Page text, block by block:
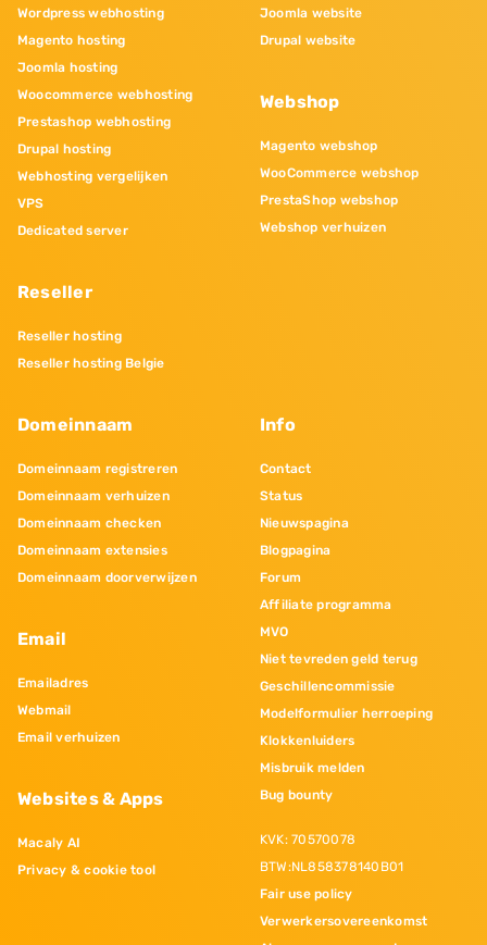
Wordpress webhosting
Magento hosting
Joomla hosting
Woocommerce webhosting
Prestashop webhosting
Drupal hosting
Webhosting vergelijken
VPS
Dedicated server
Reseller
Reseller hosting
Reseller hosting Belgie
Joomla website
Drupal website
Webshop
Magento webshop
WooCommerce webshop
PrestaShop webshop
Webshop verhuizen
Domeinnaam
Domeinnaam registreren
Domeinnaam verhuizen
Domeinnaam checken
Domeinnaam extensies
Domeinnaam doorverwijzen
Email
Emailadres
Webmail
Email verhuizen
Websites & Apps
Macaly AI
Privacy & cookie tool
Info
Contact
Status
Nieuwspagina
Blogpagina
Forum
Affiliate programma
MVO
Niet tevreden geld terug
Geschillencommissie
Modelformulier herroeping
Klokkenluiders
Misbruik melden
Bug bounty
KVK: 70570078
BTW:NL858378140B01
Fair use policy
Verwerkersovereenkomst